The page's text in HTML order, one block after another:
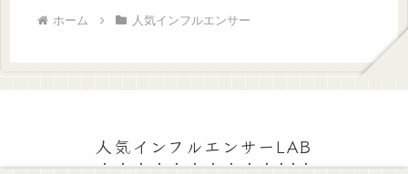
ホーム 人気インフルエンサー
人気インフルエンサーLAB